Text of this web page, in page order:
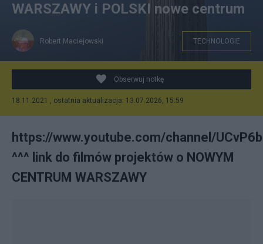
Propozycja nowej ikony dla Warszawy (fotomontaż)
WARSZAWY i POLSKI nowe centrum
Robert Maciejowski TECHNOLOGIE
Obserwuj notkę
18.11.2021 , ostatnia aktualizacja: 13.07.2026, 15:59
https://www.youtube.com/channel/
^^^ link do filmów projektów o NOWYM
CENTRUM WARSZAWY